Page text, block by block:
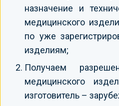
назначение и
медицинского
по уже
изделиям;
Получаем
медицинского
изготовитель –